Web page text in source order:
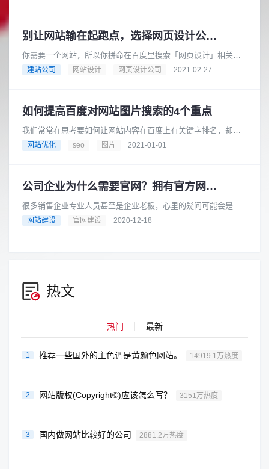
别让网站输在起跑点，选择网页设计公司很重要。
你需要一个网站，所以你拼命在百度里搜索「网页设计」相关信
息，大部分的网页设计公司都会在网站上整理一些设计重点给
建站公司 网站设计 网页设计公司 2021-02-27
如何提高百度对网站图片搜索的4个重点
我们常常在思考要如何让网站内容在百度上有关键字排名，却疏
忽了图片也需要进行SEO优化。虽然目前SEO以文字搜索为主，
网站优化 seo 图片 2021-01-01
公司企业为什么需要官网？拥有官方网站的3大好处
很多销售企业专业人员甚至是企业老板，心里的疑问可能会是我
如果不是做电商的为什么时候需要一个品牌官网？商城和品牌网
网站建设 官网建设 2020-12-18
热文
热门 最新
1 推荐一些国外的主色调是黄颜色网站。 14919.1万热度
2 网站版权(Copyright©)应该怎么写？ 3151万热度
3 国内做网站比较好的公司 2881.2万热度